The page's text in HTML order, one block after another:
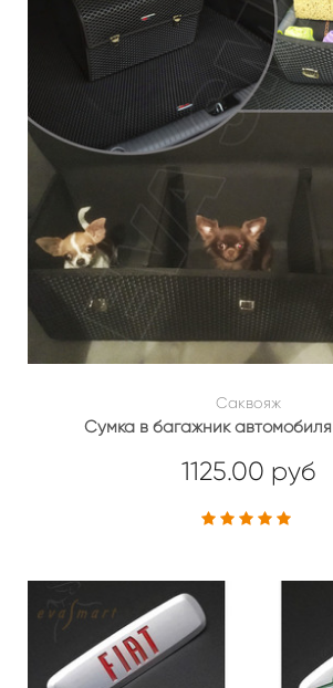
Саквояж
Сумка в багажник
1125.00 руб